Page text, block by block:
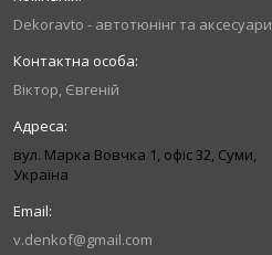
Dekoravto - автотюнінг та аксесуари
Віктор, Євгеній
вул. Марка Вовчка 1, офіс 32, Суми,
Україна
v.denkof@gmail.com